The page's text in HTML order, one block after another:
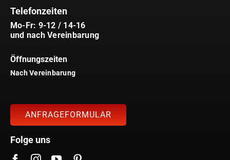
Telefonzeiten
Mo-Fr: 9-12 / 14-16
und nach Vereinbarung
Öffnungszeiten
Nach Vereinbarung
ANFRAGEFORMULAR
Folge uns